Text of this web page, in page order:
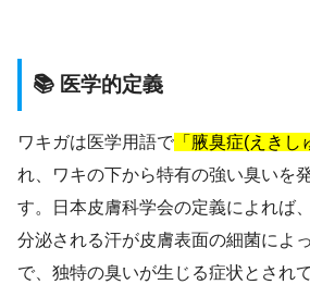
📚 医学的定義
ワキガは医学用語で 「腋臭症(えきし
れ、ワキの下から特有の強い臭いを
す。日本皮膚科学会の定義によれば
分泌される汗が皮膚表面の細菌によ
で、独特の臭いが生じる症状とされ